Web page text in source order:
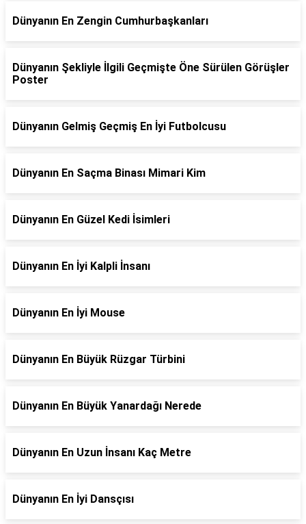
Dünyanın En Zengin Cumhurbaşkanları
Dünyanın Şekliyle İlgili Geçmişte Öne Sürülen Görüşler
Poster
Dünyanın Gelmiş Geçmiş En İyi Futbolcusu
Dünyanın En Saçma Binası Mimari Kim
Dünyanın En Güzel Kedi İsimleri
Dünyanın En İyi Kalpli İnsanı
Dünyanın En İyi Mouse
Dünyanın En Büyük Rüzgar Türbini
Dünyanın En Büyük Yanardağı Nerede
Dünyanın En Uzun İnsanı Kaç Metre
Dünyanın En İyi Dansçısı